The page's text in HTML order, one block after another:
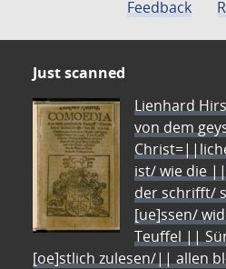
Feedback
Just scanned
Lienhard
von dem
ist/ wie die
der schrifft/
[ue]ssen/
Teuffel ||
[oe]stlich zulesen/|| allen